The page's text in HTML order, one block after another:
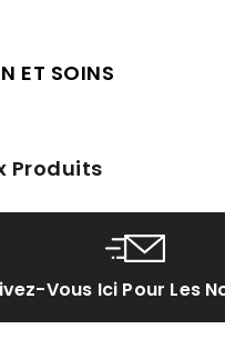
ET SOINS
Produits
Vous Ici Pour Les